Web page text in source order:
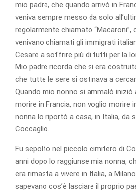
mio padre, che quando arrivò in
veniva sempre messo da solo
regolarmente chiamato “Macaroni”,
venivano chiamati gli immigrati
Cesare a soffrire più di tutti per la
Mio padre ricorda che si era
che tutte le sere si ostinava a
Quando mio nonno si ammalò iniziò
morire in Francia, non voglio morire
nonna lo riportò a casa, in Italia, da
Coccaglio.
Fu sepolto nel piccolo cimitero di
anni dopo lo raggiunse mia nonna,
era rimasta a vivere in Italia, a
sapevano cos’è lasciare il proprio